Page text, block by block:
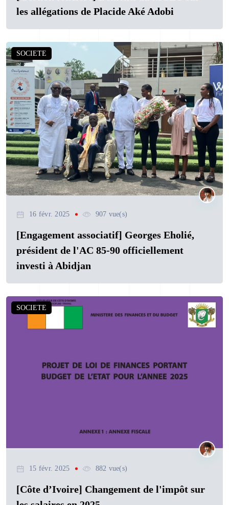
les allégations de Placide Aké Adobi
SOCIETE
16 févr. 2025 907 vue(s)
[Engagement associatif] Georges Eholié,
président de l'AC 85-90 officiellement
investi à Abidjan
SOCIETE
15 févr. 2025 882 vue(s)
[Côte d’Ivoire] Changement de l'impôt sur